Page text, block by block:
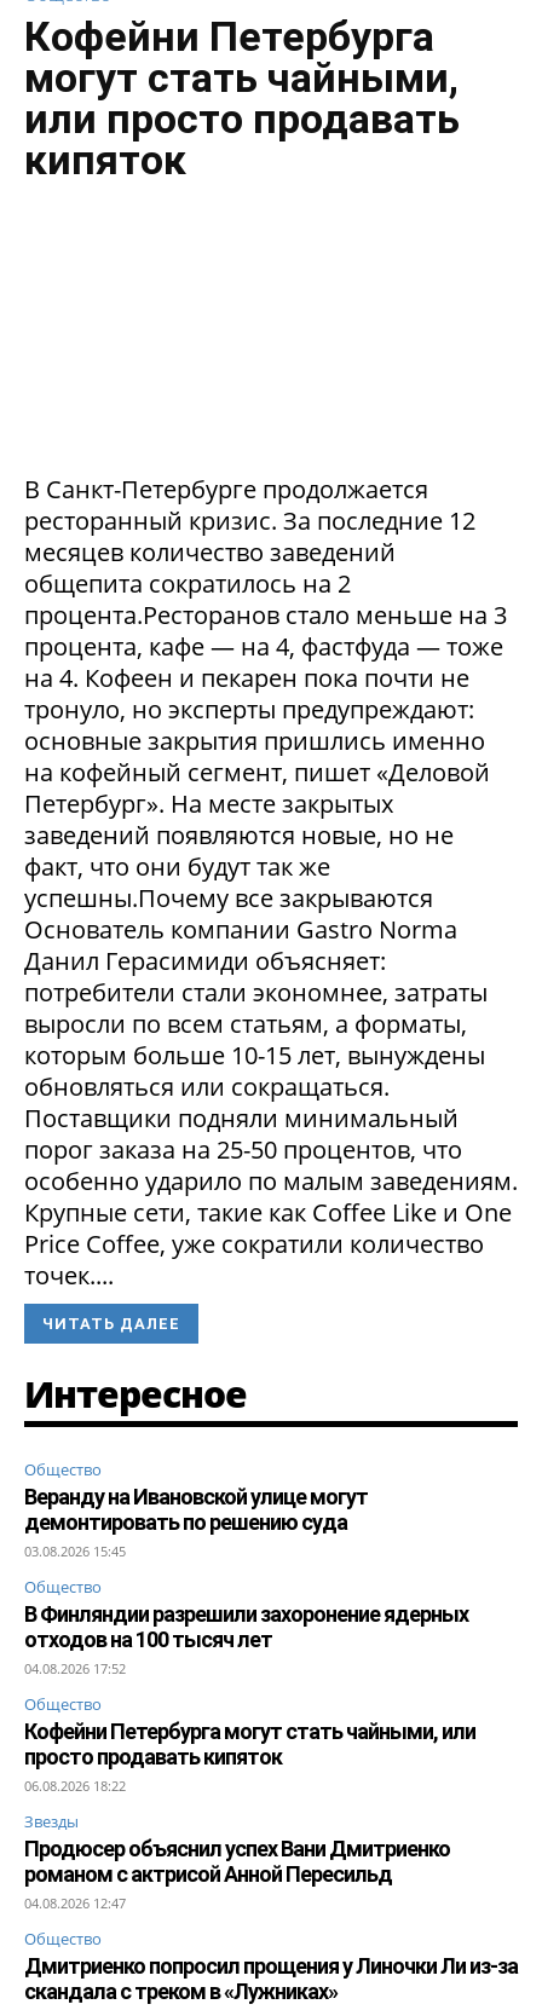
Кофейни Петербурга
могут стать чайными,
или просто продавать
кипяток
В Санкт-Петербурге продолжается
ресторанный кризис. За последние 12
месяцев количество заведений
общепита сократилось на 2
процента.Ресторанов стало меньше на 3
процента, кафе — на 4, фастфуда — тоже
на 4. Кофеен и пекарен пока почти не
тронуло, но эксперты предупреждают:
основные закрытия пришлись именно
на кофейный сегмент, пишет «Деловой
Петербург». На месте закрытых
заведений появляются новые, но не
факт, что они будут так же
успешны.Почему все закрываются
Основатель компании Gastro Norma
Данил Герасимиди объясняет:
потребители стали экономнее, затраты
выросли по всем статьям, а форматы,
которым больше 10-15 лет, вынуждены
обновляться или сокращаться.
Поставщики подняли минимальный
порог заказа на 25-50 процентов, что
особенно ударило по малым заведениям.
Крупные сети, такие как Coffee Like и One
Price Coffee, уже сократили количество
точек....
ЧИТАТЬ ДАЛЕЕ
Интересное
Общество
Веранду на Ивановской улице могут
демонтировать по решению суда
03.08.2026 15:45
Общество
В Финляндии разрешили захоронение ядерных
отходов на 100 тысяч лет
04.08.2026 17:52
Общество
Кофейни Петербурга могут стать чайными, или
просто продавать кипяток
06.08.2026 18:22
Звезды
Продюсер объяснил успех Вани Дмитриенко
романом с актрисой Анной Пересильд
04.08.2026 12:47
Общество
Дмитриенко попросил прощения у Линочки Ли из-за
скандала с треком в «Лужниках»